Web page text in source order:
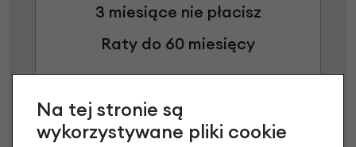
3 miesiące nie płacisz
Raty do 60 miesięcy
Na tej stronie są
wykorzystywane pliki cookie